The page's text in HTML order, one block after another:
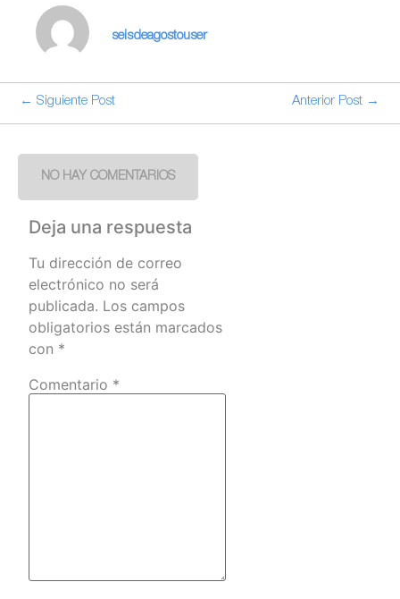
seisdeagostouser
← Siguiente Post Anterior Post →
NO HAY COMENTARIOS
Deja una respuesta
Tu dirección de correo
electrónico no será
publicada. Los campos
obligatorios están marcados
con *
Comentario *